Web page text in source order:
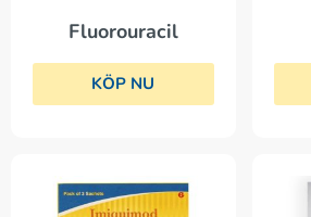
Fluorouracil
KÖP NU